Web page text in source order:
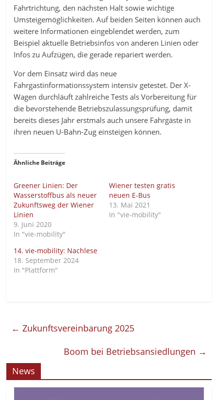
Fahrtrichtung, den nächsten Halt sowie wichtige
Umsteigemöglichkeiten. Auf beiden Seiten können auch
weitere Informationen eingeblendet werden, zum
Beispiel aktuelle Betriebsinfos von anderen Linien oder
Infos zu Aufzügen, die gerade repariert werden.
Vor dem Einsatz wird das neue
Fahrgastinformationssystem intensiv getestet. Der X-
Wagen durchläuft zahlreiche Tests als Vorbereitung für
die bevorstehende Betriebszulassungsprüfung, damit
bereits dieses Jahr erstmals auch unsere Fahrgäste in
ihren neuen U-Bahn-Zug einsteigen können.
Ähnliche Beiträge
Greener Linien: Der
Wasserstoffbus als neuer
Zukunftsweg der Wiener
Linien
9. Juni 2020
In "vie-mobility"
Wiener testen gratis
neuen E-Bus
13. Mai 2021
In "vie-mobility"
14. vie-mobility: Nachlese
18. September 2024
In "Plattform"
← Zukunftsvereinbarung 2025
Boom bei Betriebsansiedlungen →
News